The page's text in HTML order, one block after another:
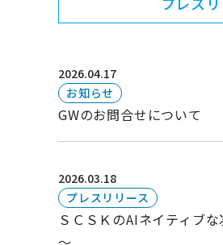
2026.04.17
お知らせ
GWのお問合せについて
2026.03.18
プレスリリース
ＳＣＳＫのAIネイティブ